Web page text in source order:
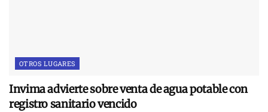
OTROS LUGARES
Invima advierte sobre venta de agua potable con
registro sanitario vencido